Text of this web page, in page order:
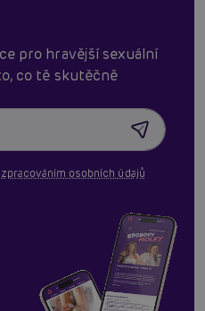
pro hravější sexuální
co tě skutěčně
zpracováním osobních údajů